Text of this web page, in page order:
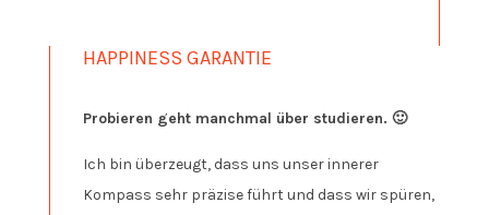
HAPPINESS GARANTIE
Probieren geht manchmal über studieren. 🙂
Ich bin überzeugt, dass uns unser innerer
Kompass sehr präzise führt und dass wir spüren,